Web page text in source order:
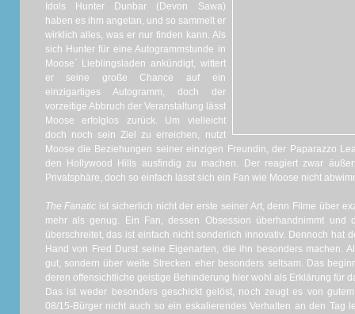
Idols Hunter Dunbar (Devon Sawa)
haben es ihm angetan, und so sammelt er
wirklich alles, was er nur finden kann. Als
sich Hunter für eine Autogrammstunde in
Moose´ Lieblingsladen ankündigt, wittert
er seine große Chance auf ein
einzigartiges Autogramm, doch der
vorzeitige Abbruch der Veranstaltung lässt
Moose erfolglos zurück. Um vielleicht
doch noch sein Ziel zu erreichen, nutzt
Moose die Beziehungen seiner einzigen Freundin, der Paparazzo
den Hollywood Hills ausfindig zu machen. Der reagiert zwar
Privatsphäre, doch so einfach lässt sich ein Fan wie Moose nicht
The Fanatic ist sicherlich nicht der erste seiner Art, denn Filme über
mehr als genug. Ein Fan, dessen Obsession überhandnimmt und
überschreitet, das ist einfach nicht sonderlich innovativ. Dennoch hat
Hand von Fred Durst seine Eigenarten, die ihn besonders machen.
gut, sondern über weite Strecken eher besonders seltsam. Das
deren offensichtliche geistige Behinderung hier wohl als Erklärung für
Das ist weder besonders geschickt gelöst, noch zeugt es von
08/15-Bürger nicht auch so ein eskalierendes Verhalten an den Tag